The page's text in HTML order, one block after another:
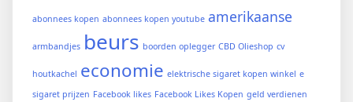
abonnees kopen abonnees kopen youtube amerikaanse
armbandjes beurs boorden oplegger CBD Olieshop cv
houtkachel economie elektrische sigaret kopen winkel e
sigaret prijzen Facebook likes Facebook Likes Kopen geld verdienen